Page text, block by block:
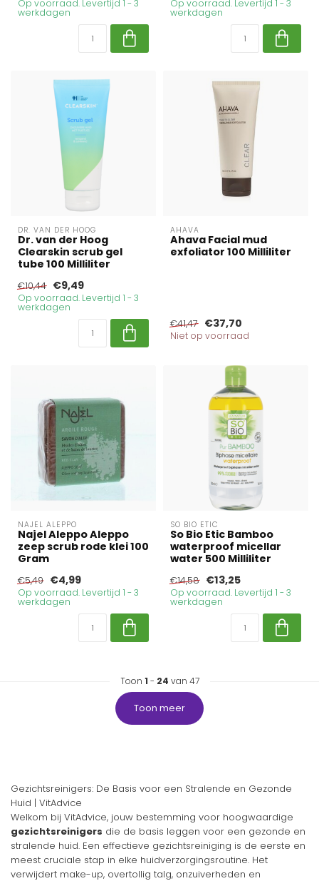
Op voorraad. Levertijd 1 - 3
werkdagen
Op voorraad. Levertijd 1 - 3
werkdagen
DR. VAN DER HOOG
Dr. van der Hoog
Clearskin scrub gel
tube 100 Milliliter
€10,44 €9,49
Op voorraad. Levertijd 1 - 3
werkdagen
AHAVA
Ahava Facial mud
exfoliator 100 Milliliter
€41,47 €37,70
Niet op voorraad
NAJEL ALEPPO
Najel Aleppo Aleppo
zeep scrub rode klei 100
Gram
€5,49 €4,99
Op voorraad. Levertijd 1 - 3
werkdagen
SO BIO ETIC
So Bio Etic Bamboo
waterproof micellar
water 500 Milliliter
€14,58 €13,25
Op voorraad. Levertijd 1 - 3
werkdagen
Toon 1 - 24 van 47
Toon meer
Gezichtsreinigers: De Basis voor een Stralende en Gezonde
Huid | VitAdvice
Welkom bij VitAdvice, jouw bestemming voor hoogwaardige
gezichtsreinigers die de basis leggen voor een gezonde en
stralende huid. Een effectieve gezichtsreiniging is de eerste en
meest cruciale stap in elke huidverzorgingsroutine. Het
verwijdert make-up, overtollig talg, onzuiverheden en